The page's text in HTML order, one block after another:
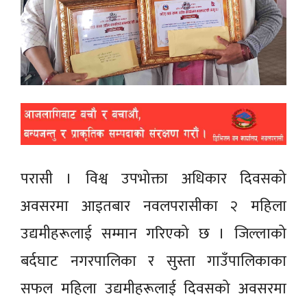
परासी । विश्व उपभोक्ता अधिकार दिवसको
अवसरमा आइतबार नवलपरासीका २ महिला
उद्यमीहरूलाई सम्मान गरिएको छ । जिल्लाको
बर्दघाट नगरपालिका र सुस्ता गाउँपालिकाका
सफल महिला उद्यमीहरूलाई दिवसको अवसरमा